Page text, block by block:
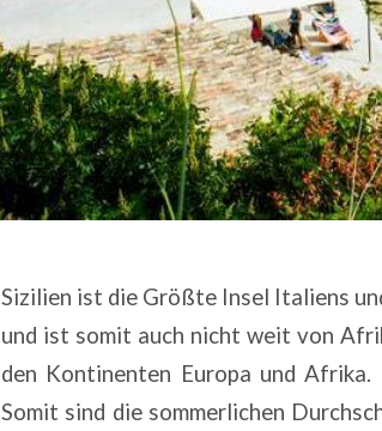
Sizilien ist die Größte Insel Italiens
und ist somit auch nicht weit von
den Kontinenten Europa und
Somit sind die sommerlichen